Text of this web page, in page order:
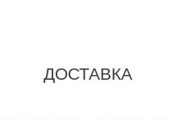
ДОСТАВКА